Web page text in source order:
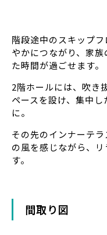
階段途中のスキップ
やかにつながり、家
た時間が過ごせます。
2階ホールには、吹き
ペースを設け、集中
に。
その先のインナーテ
の風を感じながら、
す。
間取り図